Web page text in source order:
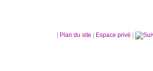
Plan du site Espace privé